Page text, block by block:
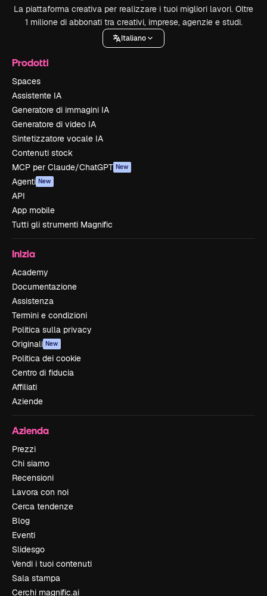
La piattaforma creativa per realizzare i tuoi migliori lavori. Oltre
1 milione di abbonati tra creativi, imprese, agenzie e studi.
Italiano
Prodotti
Spaces
Assistente IA
Generatore di immagini IA
Generatore di video IA
Sintetizzatore vocale IA
Contenuti stock
MCP per Claude/ChatGPT New
Agenti New
API
App mobile
Tutti gli strumenti Magnific
Inizia
Academy
Documentazione
Assistenza
Termini e condizioni
Politica sulla privacy
Originali New
Politica dei cookie
Centro di fiducia
Affiliati
Aziende
Azienda
Prezzi
Chi siamo
Recensioni
Lavora con noi
Cerca tendenze
Blog
Eventi
Slidesgo
Vendi i tuoi contenuti
Sala stampa
Cerchi magnific.ai